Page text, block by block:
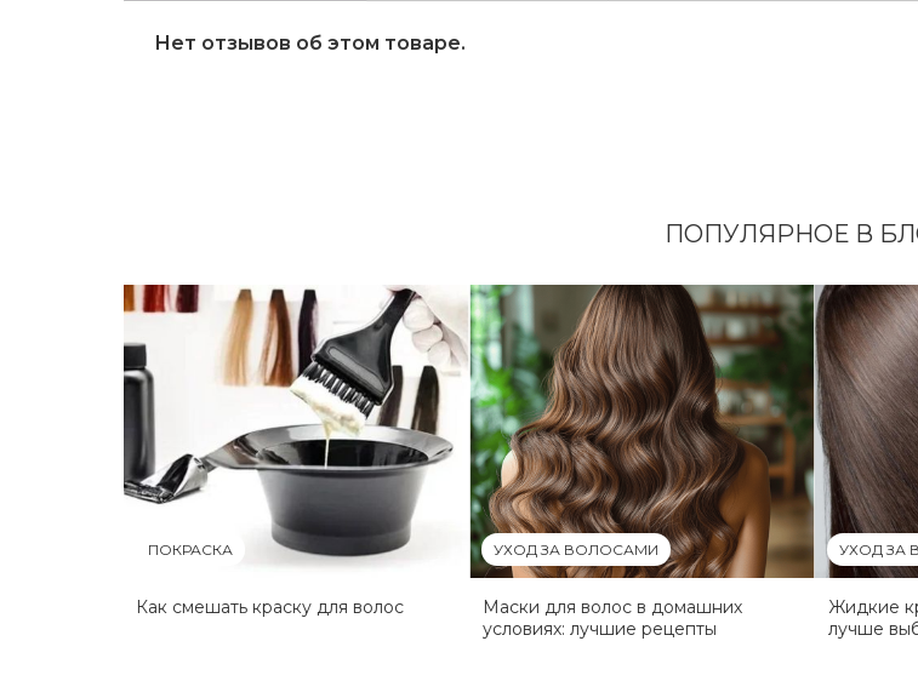
Нет отзывов об этом товаре.
ПОПУЛЯРНОЕ В
ПОКРАСКА
Как смешать краску для волос
УХОД ЗА ВОЛОСАМИ
Маски для волос в домашних
условиях: лучшие рецепты
УХОД ЗА
Жидкие
лучше